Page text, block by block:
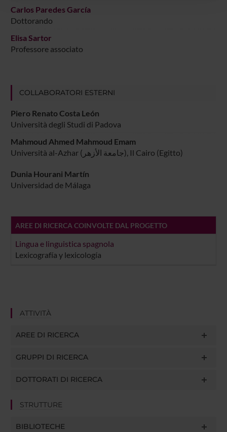
raccolto dal tuo utilizzo dei loro servizi.
Carlos Paredes García
Dottorando
Elisa Sartor
Professore associato
COLLABORATORI ESTERNI
Piero Renato Costa León
Università degli Studi di Padova
Mahmoud Ahmed Mahmoud Emam
Università al-Azhar (جامعة الأزهر‎), Il Cairo (Egitto)
Dunia Hourani Martín
Universidad de Málaga
AREE DI RICERCA COINVOLTE DAL PROGETTO
Lingua e linguistica spagnola
Lexicografía y lexicología
ATTIVITÀ
AREE DI RICERCA
GRUPPI DI RICERCA
DOTTORATI DI RICERCA
STRUTTURE
BIBLIOTECHE